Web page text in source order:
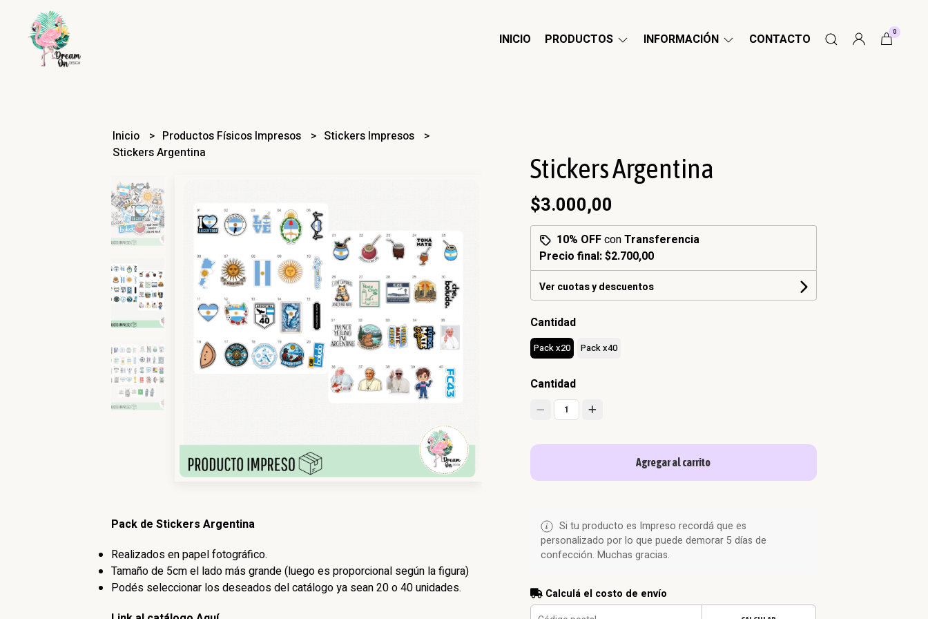
INICIO PRODUCTOS INFORMACIÓN CONTACTO 0
Inicio Productos Físicos Impresos
Stickers Impresos
Stickers Argentina
Pack de Stickers Argentina
Realizados en papel fotográfico.
Tamaño de 5cm el lado más grande (luego es proporcional según la figura)
Podés seleccionar los deseados del catálogo ya sean 20 o 40 unidades.
Stickers Argentina
$3.000,00
10% OFFconTransferencia
Precio final:$2.700,00
Ver cuotas y descuentos
Cantidad
Pack x20 Pack x40
Cantidad
1
Agregar al carrito
Si tu producto es Impreso recordá que es
personalizado por lo que puede demorar 5 días de
confección. Muchas gracias.
Calculá el costo de envío